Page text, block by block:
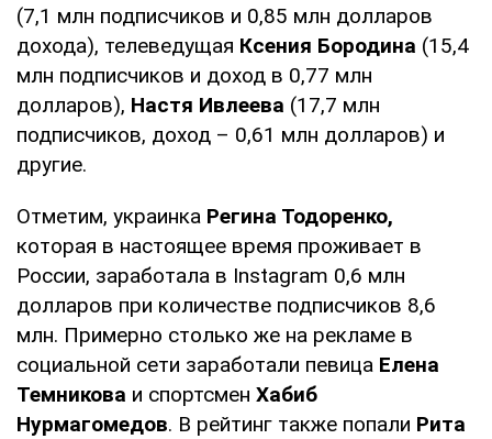
(7,1 млн подписчиков и 0,85 млн долларов
дохода), телеведущая Ксения Бородина (15,4
млн подписчиков и доход в 0,77 млн
долларов), Настя Ивлеева (17,7 млн
подписчиков, доход – 0,61 млн долларов) и
другие.
Отметим, украинка Регина Тодоренко,
которая в настоящее время проживает в
России, заработала в Instagram 0,6 млн
долларов при количестве подписчиков 8,6
млн. Примерно столько же на рекламе в
социальной сети заработали певица Елена
Темникова и спортсмен Хабиб
Нурмагомедов. В рейтинг также попали Рита